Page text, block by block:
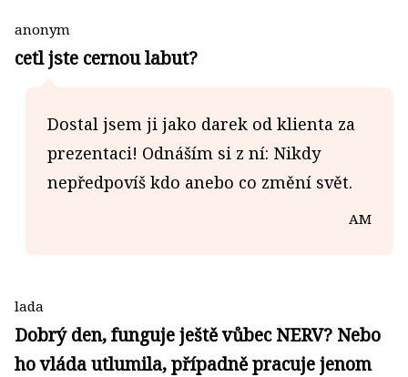
anonym
cetl jste cernou labut?
Dostal jsem ji jako darek od klienta za
prezentaci! Odnáším si z ní: Nikdy
nepředpovíš kdo anebo co změní svět.
AM
lada
Dobrý den, funguje ještě vůbec NERV? Nebo
ho vláda utlumila, případně pracuje jenom